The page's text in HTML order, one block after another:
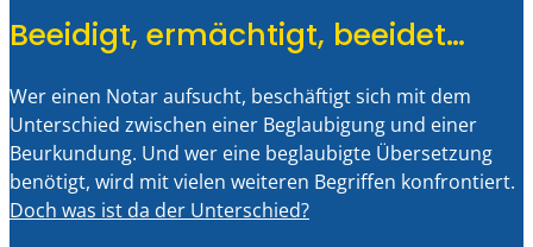
Beeidigt, ermächtigt, beeidet…
Wer einen Notar aufsucht, beschäftigt sich mit dem
Unterschied zwischen einer Beglaubigung und einer
Beurkundung. Und wer eine beglaubigte Übersetzung
benötigt, wird mit vielen weiteren Begriffen konfrontiert.
Doch was ist da der Unterschied?